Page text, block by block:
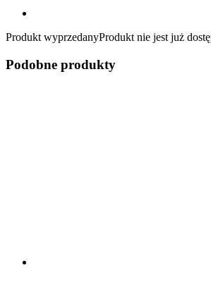
Produkt wyprzedanyProdukt nie jest już
Podobne produkty